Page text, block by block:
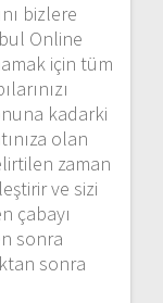
bizlere
Online
için tüm
kadarki
olan
zaman
ve sizi
çabayı
sonra
sonra